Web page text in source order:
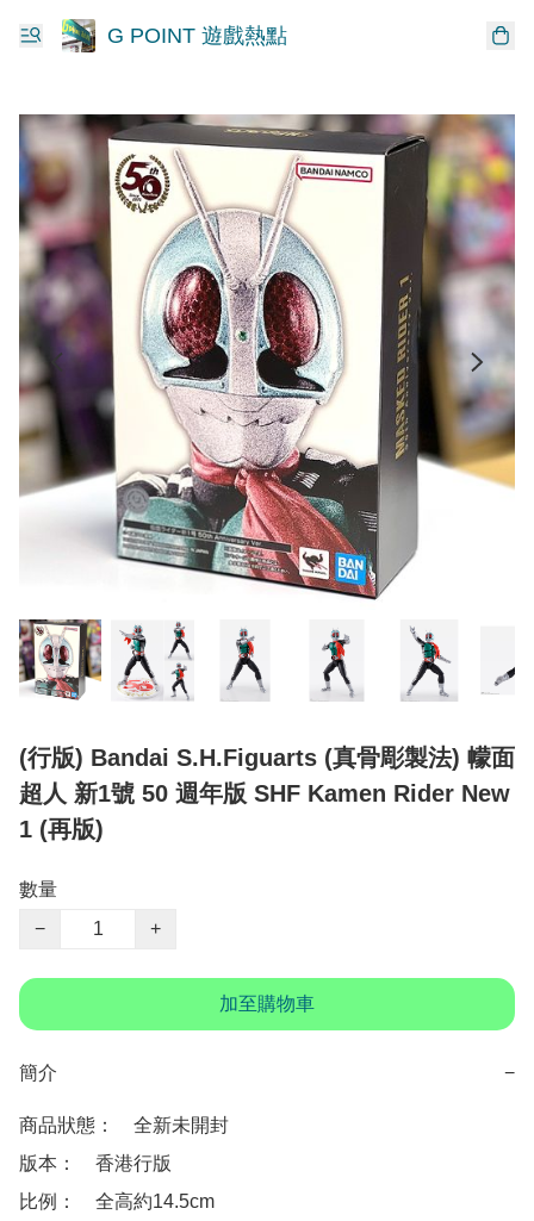
G POINT 遊戲熱點
(行版) Bandai S.H.Figuarts (真骨彫製法) 幪面
超人 新1號 50 週年版 SHF Kamen Rider New
1 (再版)
數量
−
+
加至購物車
簡介 −
商品狀態：　全新未開封
版本：　香港行版
比例：　全高約14.5cm